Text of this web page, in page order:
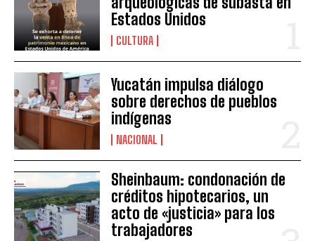
Estados Unidos
CULTURA
Yucatán impulsa diálogo
sobre derechos de pueblos
indígenas
NACIONAL
Sheinbaum: condonación de
créditos hipotecarios, un
acto de «justicia» para los
trabajadores